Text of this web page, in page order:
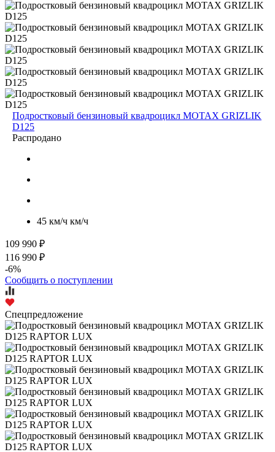
Подростковый бензиновый квадроцикл MOTAX GRIZLIK
D125
Распродано
45 км/ч км/ч
109 990 ₽
116 990 ₽
-6%
Сообщить о поступлении
Спецпредложение